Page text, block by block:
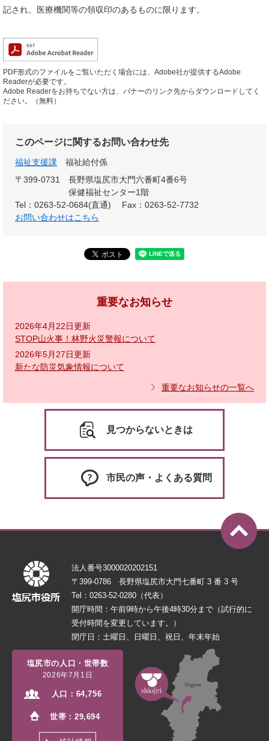
記され、医療機関等の領収印のあるものに限ります。
PDF形式のファイルをご覧いただく場合には、Adobe社が提供するAdobe
Readerが必要です。
Adobe Readerをお持ちでない方は、バナーのリンク先からダウンロードしてく
ださい。（無料）
このページに関するお問い合わせ先
福祉支援課
福祉給付係
〒399-0731
長野県塩尻市大門六番町4番6号
保健福祉センター1階
Tel：0263-52-0684(直通)
Fax：0263-52-7732
お問い合わせはこちら
重要なお知らせ
2026年4月22日更新
STOP山火事！林野火災警報について
2026年5月27日更新
新たな防災気象情報について
重要なお知らせの一覧へ
見つからないときは
市民の声・よくある質問
法人番号3000020202151
〒399-0786 長野県塩尻市大門七番町 3 番 3 号
Tel：0263-52-0280（代表）
開庁時間：午前9時から午後4時30分まで（試行的に
受付時間を変更しています。）
閉庁日：土曜日、日曜日、祝日、年末年始
塩尻市の人口・世帯数
2026年7月1日
人口： 64,756
世帯：29,694